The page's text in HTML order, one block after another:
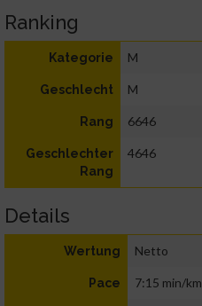
Ranking
Kategorie M
Geschlecht M
Rang 6646
Geschlechter
Rang
4646
Details
Wertung Netto
Pace 7:15 min/km